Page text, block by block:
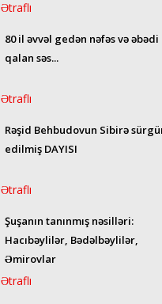
Ətraflı
80 il əvvəl gedən nəfəs və əbədi
qalan səs...
Ətraflı
Rəşid Behbudovun Sibirə
edilmiş DAYISI
Ətraflı
Şuşanın tanınmış nəsilləri:
Hacıbəylilər, Bədəlbəylilər,
Əmirovlar
Ətraflı